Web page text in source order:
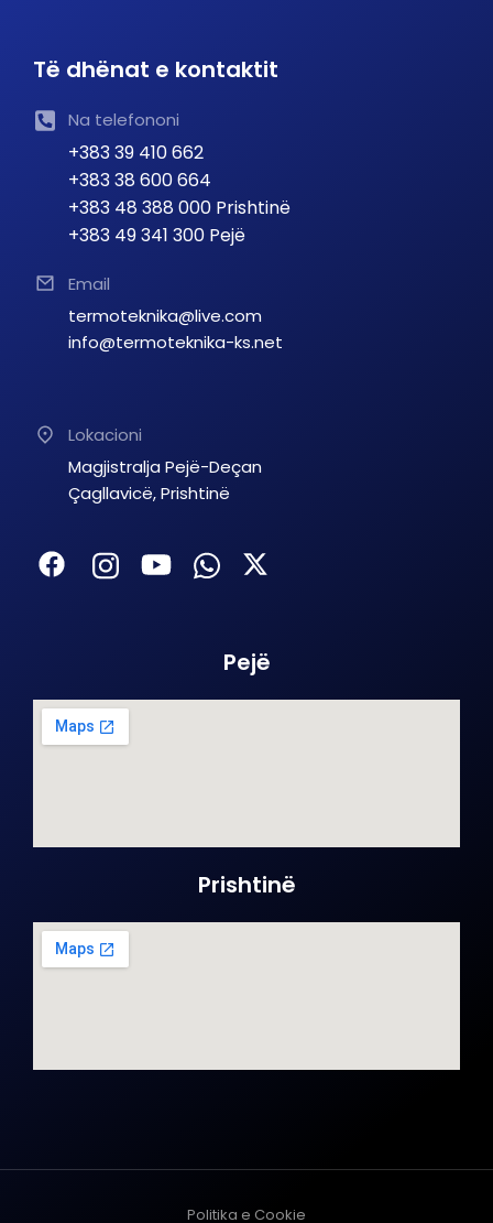
Të dhënat e kontaktit
Na telefononi
+383 39 410 662
+383 38 600 664
+383 48 388 000 Prishtinë
+383 49 341 300 Pejë
Email
termoteknika@live.com
info@termoteknika-ks.net
Lokacioni
Magjistralja Pejë-Deçan
Çagllavicë, Prishtinë
Pejë
Prishtinë
Politika e Cookie